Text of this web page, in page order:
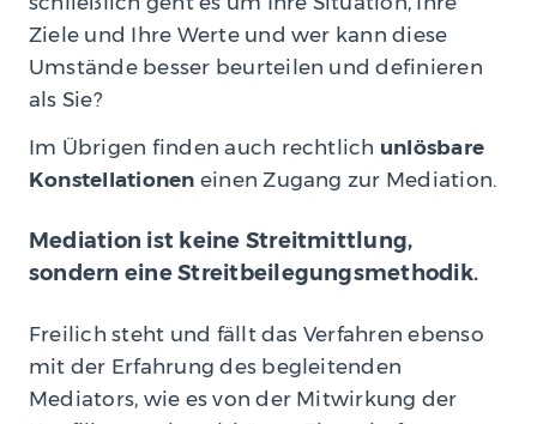
Ziele und Ihre Werte und wer kann diese
Umstände besser beurteilen und definieren
als Sie?
Im Übrigen finden auch rechtlich unlösbare
Konstellationen einen Zugang zur Mediation.
Mediation ist keine Streitmittlung,
sondern eine Streit beilegungsmethodik.
Freilich steht und fällt das Verfahren ebenso
mit der Erfahrung des begleitenden
Mediators, wie es von der Mitwirkung der